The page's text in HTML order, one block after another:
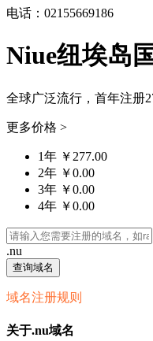
电话：02155669186
Niue纽埃岛
全球广泛流行，首年注册
更多价格 >
1年 ￥277.00
2年 ￥0.00
3年 ￥0.00
4年 ￥0.00
.nu
查询域名
域名注册规则
关于.nu域名